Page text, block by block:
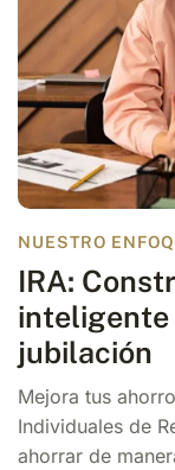
NUESTRO
IRA:
inteligente
jubilación
Mejora tus
Individuales de
ahorrar de